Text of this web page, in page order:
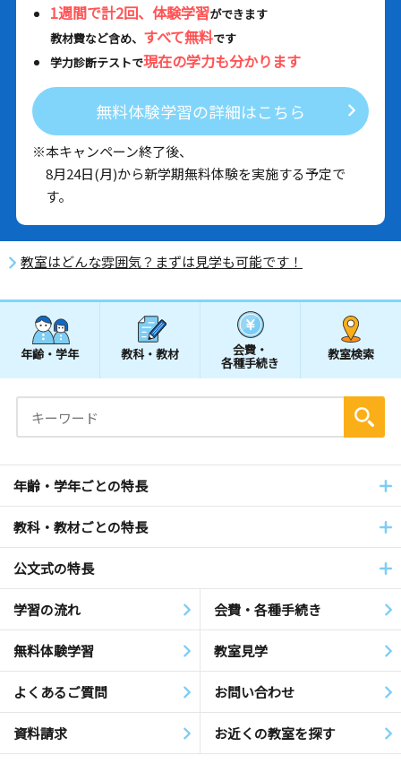
1週間で計2回、体験学習ができます
教材費など含め、 すべて無料です
学力診断テストで現在の学力も分かります
無料体験学習の詳細はこちら
※本キャンペーン終了後、
8月24日(月)から新学期無料体験を実施する予定で
す。
教室はどんな雰囲気？まずは見学も可能です！
年齢・学年 教科・教材 会費・
各種手続き
教室検索
年齢・学年ごとの特長
教科・教材ごとの特長
公文式の特長
学習の流れ 会費・各種手続き
無料体験学習 教室見学
よくあるご質問 お問い合わせ
資料請求 お近くの教室を探す